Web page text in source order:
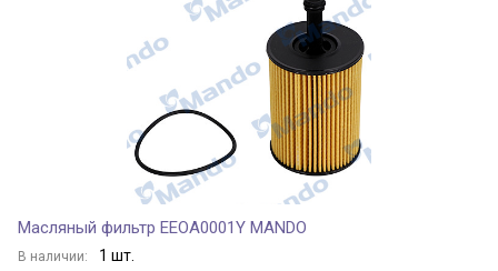
Масляный фильтр EEOA0001Y MANDO
В наличии: 1 шт.